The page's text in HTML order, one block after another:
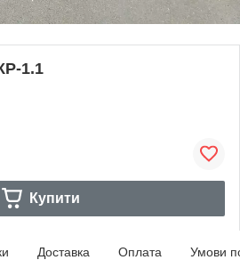
1.1
Купити
Доставка Оплата Умови